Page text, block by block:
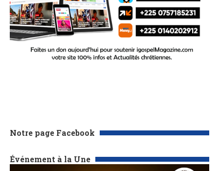
Notre page Facebook
Événement à la Une